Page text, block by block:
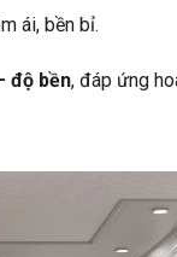
ái, bền bỉ.
độ bền, đáp ứng